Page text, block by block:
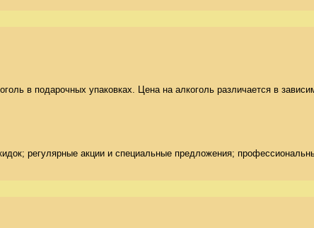
в подарочных упаковках. Цена на алкоголь различается в
регулярные акции и специальные предложения;